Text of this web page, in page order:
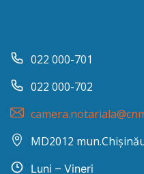
022 000-701
022 000-702
MD2012
Luni – Vineri